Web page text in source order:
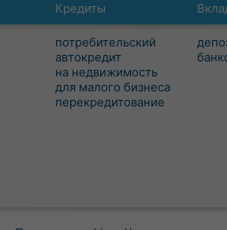
Кредиты
потребительский
автокредит
на недвижимость
для малого бизнеса
перекредитование